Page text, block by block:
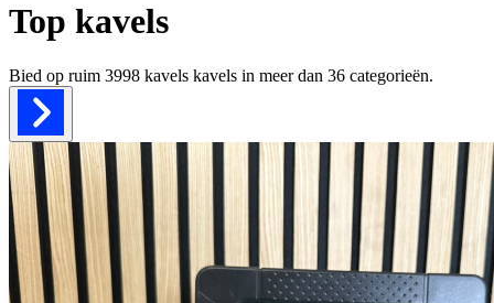
Top kavels
Bied op ruim 3998 kavels kavels in meer dan 36 categorieën.